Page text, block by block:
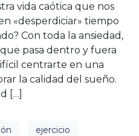
vida caótica que nos
«desperdiciar» tiempo
Con toda la ansiedad,
pasa dentro y fuera
centrarte en una
la calidad del sueño.
[…]
ejercicio